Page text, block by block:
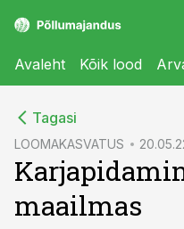
Avaleht Kõik lood
Tagasi
LOOMAKASVATUS
maailmas